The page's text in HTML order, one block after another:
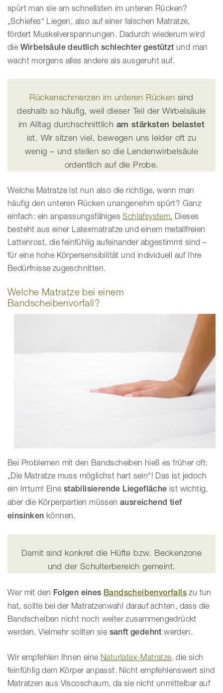
spürt man sie am schnellsten im unteren Rücken?
„Schiefes“ Liegen, also auf einer falschen Matratze,
fördert Muskelverspannungen. Dadurch wiederum wird
die Wirbelsäule deutlich schlechter gestützt und man
wacht morgens alles andere als ausgeruht auf.
Rückenschmerzen im unteren Rücken sind
deshalb so häufig, weil dieser Teil der Wirbelsäule
im Alltag durchschnittlich am stärksten belastet
ist. Wir sitzen viel, bewegen uns leider oft zu
wenig – und stellen so die Lendenwirbelsäule
ordentlich auf die Probe.
Welche Matratze ist nun also die richtige, wenn man
häufig den unteren Rücken unangenehm spürt? Ganz
einfach: ein anpassungsfähiges Schlafsystem. Dieses
besteht aus einer Latexmatratze und einem metallfreien
Lattenrost, die feinfühlig aufeinander abgestimmt sind –
für eine hohe Körpersensibilität und individuell auf Ihre
Bedürfnisse zugeschnitten.
Welche Matratze bei einem
Bandscheibenvorfall?
Bei Problemen mit den Bandscheiben hieß es früher oft:
„Die Matratze muss möglichst hart sein“! Das ist jedoch
ein Irrtum! Eine stabilisierende Liegefläche ist wichtig,
aber die Körperpartien müssen ausreichend tief
einsinken können.
Damit sind konkret die Hüfte bzw. Beckenzone
und der Schulterbereich gemeint.
Wer mit den Folgen eines Bandscheibenvorfalls zu tun
hat, sollte bei der Matratzenwahl darauf achten, dass die
Bandscheiben nicht noch weiter zusammengedrückt
werden. Vielmehr sollten sie sanft gedehnt werden.
Wir empfehlen Ihnen eine Naturlatex-Matratze, die sich
feinfühlig dem Körper anpasst. Nicht empfehlenswert sind
Matratzen aus Viscoschaum, da sie nicht unmittelbar auf